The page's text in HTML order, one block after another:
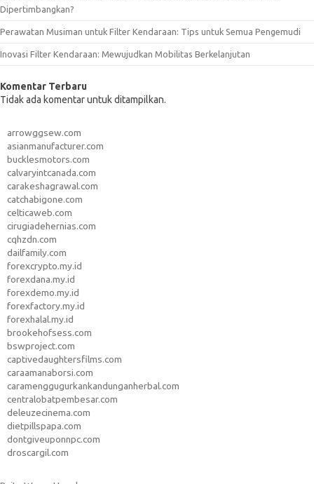
Dipertimbangkan?
Perawatan Musiman untuk Filter Kendaraan: Tips untuk Semua Pengemudi
Inovasi Filter Kendaraan: Mewujudkan Mobilitas Berkelanjutan
Komentar Terbaru
Tidak ada komentar untuk ditampilkan.
arrowggsew.com
asianmanufacturer.com
bucklesmotors.com
calvaryintcanada.com
carakeshagrawal.com
catchabigone.com
celticaweb.com
cirugiadehernias.com
cqhzdn.com
dailfamily.com
forexcrypto.my.id
forexdana.my.id
forexdemo.my.id
forexfactory.my.id
forexhalal.my.id
brookehofsess.com
bswproject.com
captivedaughtersfilms.com
caraamanaborsi.com
caramenggugurkankandunganherbal.com
centralobatpembesar.com
deleuzecinema.com
dietpillspapa.com
dontgiveuponnpc.com
droscargil.com